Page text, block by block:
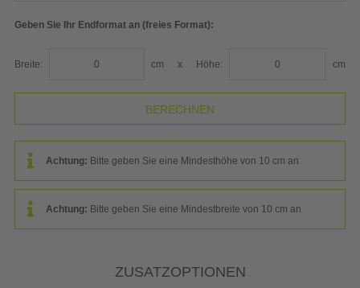
Geben Sie Ihr Endformat an (freies Format):
Breite: cm x Höhe: cm
Achtung: Bitte geben Sie eine Mindesthöhe von 10 cm an
Achtung: Bitte geben Sie eine Mindestbreite von 10 cm an
ZUSATZOPTIONEN